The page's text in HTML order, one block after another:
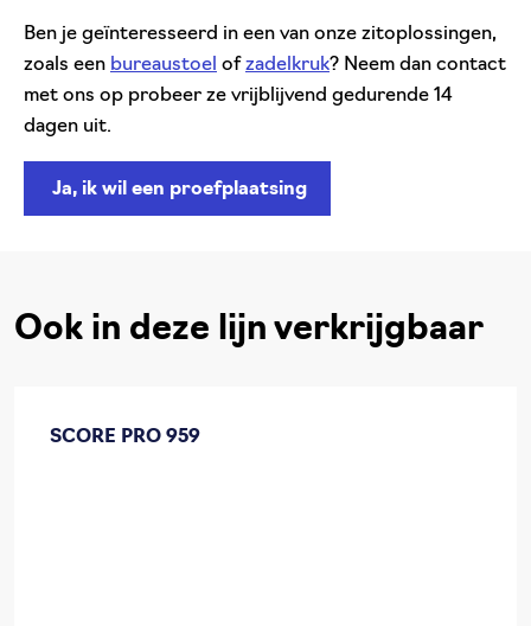
Ben je geïnteresseerd in een van onze zitoplossingen,
zoals een bureaustoel of zadelkruk? Neem dan contact
met ons op probeer ze vrijblijvend gedurende 14
dagen uit.
Ja, ik wil een proefplaatsing
Ook in deze lijn verkrijgbaar
SCORE PRO 959